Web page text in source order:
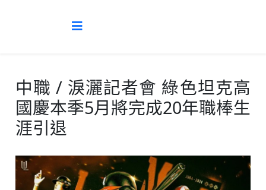
中職 / 淚灑記者會 綠色坦克高
國慶本季5月將完成20年職棒生
涯引退